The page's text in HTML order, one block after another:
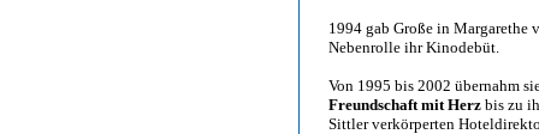
1994 gab Große in Margarethe
Nebenrolle ihr Kinodebüt.
Von 1995 bis 2002 übernahm
Freundschaft mit Herz bis zu
Sittler verkörperten